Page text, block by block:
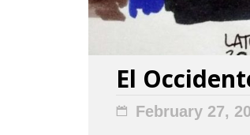
El
February 27,